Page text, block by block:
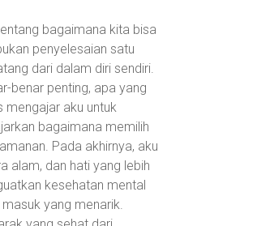
bagaimana kita bisa
penyelesaian satu
dari dalam diri sendiri.
benar penting, apa yang
mengajar aku untuk
bagaimana memilih
Pada akhirnya, aku
alam, dan hati yang lebih
kesehatan mental
yang menarik.